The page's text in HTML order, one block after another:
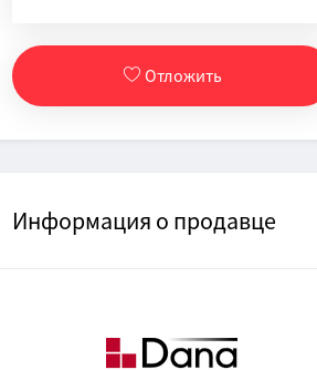
Отложить
Информация о продавце